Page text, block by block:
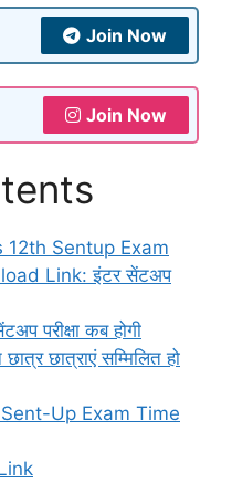
Join Now
Join Now
12th Sentup Exam
Link: इंटर सेंटअप
परीक्षा कब होगी
छात्राएं सम्मिलित हो
Up Exam Time